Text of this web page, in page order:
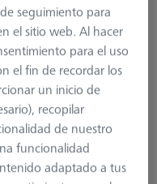
°
seguimiento para
el sitio web. Al hacer
para el uso
el fin de recordar los
un inicio de
recopilar
de nuestro
funcionalidad
adaptado a tus